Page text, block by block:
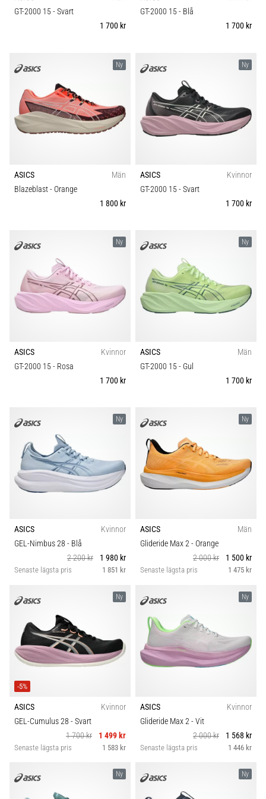
GT-2000 15- Svart
1 700 kr
GT-2000 15- Blå
1 700 kr
Ny
ASICS
Män
Blazeblast- Orange
1 800 kr
Ny
ASICS
Kvinnor
GT-2000 15- Svart
1 700 kr
Ny
ASICS
Kvinnor
GT-2000 15- Rosa
1 700 kr
Ny
ASICS
Män
GT-2000 15- Gul
1 700 kr
Ny
ASICS
Kvinnor
GEL-Nimbus 28 - Blå
2 200 kr
1 980 kr
Senaste lägsta pris 1 851 kr
Ny
ASICS
Män
Glideride Max 2- Orange
2 000 kr
1 500 kr
Senaste lägsta pris 1 475 kr
Ny
-5%
ASICS
Kvinnor
GEL-Cumulus 28 - Svart
1 700 kr
1 499 kr
Senaste lägsta pris 1 583 kr
Ny
ASICS
Kvinnor
Glideride Max 2- Vit
2 000 kr
1 568 kr
Senaste lägsta pris 1 446 kr
Ny Ny